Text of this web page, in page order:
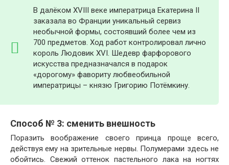
В далёком XVIII веке императрица Екатерина II
заказала во Франции уникальный сервиз
необычной формы, состоявший более чем из
700 предметов. Ход работ контролировал лично
король Людовик XVI. Шедевр фарфорового
искусства предназначался в подарок
«дорогому» фавориту любвеобильной
императрицы – князю Григорию Потёмкину.
Способ № 3: сменить внешность
Поразить воображение своего принца проще всего,
действуя ему на зрительные нервы. Полумерами здесь не
обойтись. Свежий оттенок пастельного лака на ногтях